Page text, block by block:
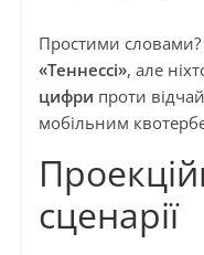
Простими
«Теннессі», але
цифри проти
мобільним
сценарії